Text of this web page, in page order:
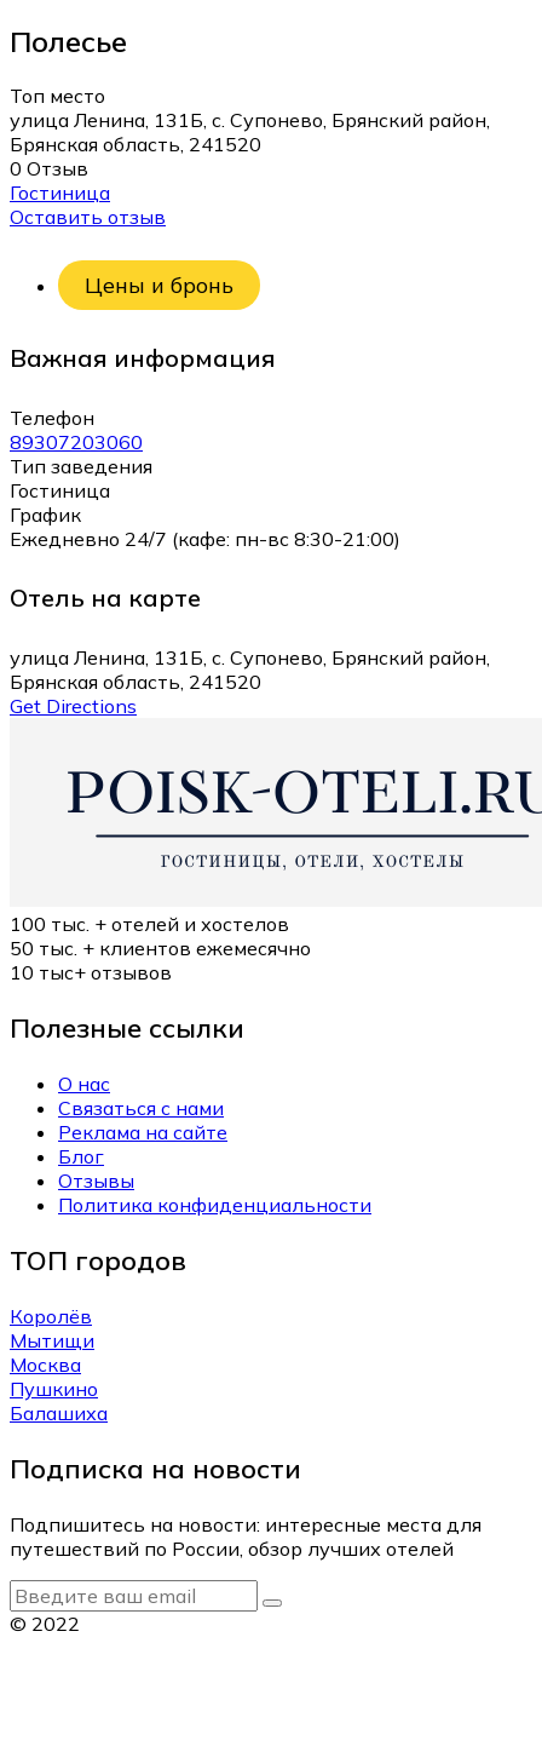
Полесье
Топ место
улица Ленина, 131Б, с. Супонево, Брянский район,
Брянская область, 241520
0 Отзыв
Гостиница
Оставить отзыв
Цены и бронь
Важная информация
Телефон
89307203060
Тип заведения
Гостиница
График
Ежедневно 24/7 (кафе: пн-вс 8:30-21:00)
Отель на карте
улица Ленина, 131Б, с. Супонево, Брянский район,
Брянская область, 241520
Get Directions
100 тыс. + отелей и хостелов
50 тыс. + клиентов ежемесячно
10 тыс+ отзывов
Полезные ссылки
О нас
Связаться с нами
Реклама на сайте
Блог
Отзывы
Политика конфиденциальности
ТОП городов
Королёв
Мытищи
Москва
Пушкино
Балашиха
Подписка на новости
Подпишитесь на новости: интересные места для
путешествий по России, обзор лучших отелей
© 2022